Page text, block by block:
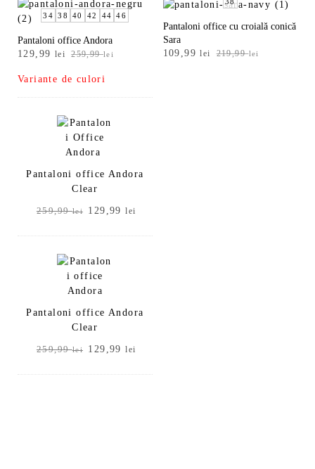
34 38 40 42 44 46
Pantaloni office Andora
259,99lei
Prețul
a
fost:
129,99 lei
Prețul
este:
129,99 lei.
Variante de culori
Pantaloni office Andora
Clear
259,99lei
Prețul
a
129,99lei
este:
Pantaloni office Andora
Clear
259,99lei
Prețul
a
129,99lei
este:
Pantaloni office cu croială conică
Sara
219,99lei
Prețul
109,99lei
Prețul